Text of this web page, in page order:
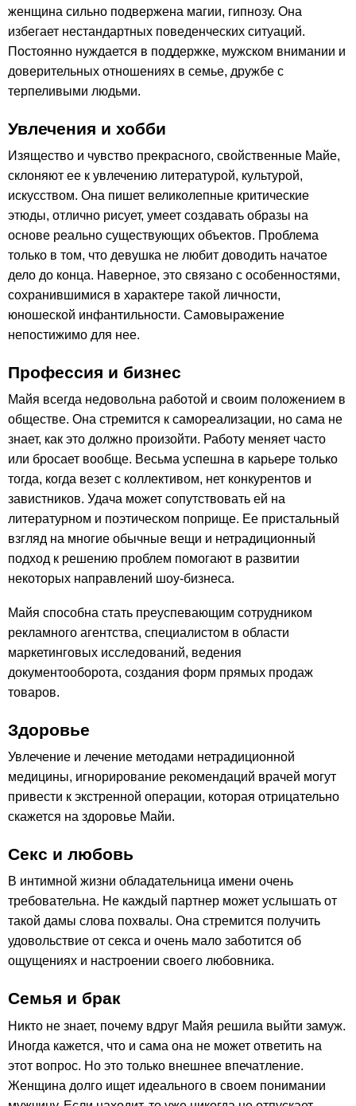
женщина сильно подвержена магии, гипнозу. Она
избегает нестандартных поведенческих ситуаций.
Постоянно нуждается в поддержке, мужском внимании и
доверительных отношениях в семье, дружбе с
терпеливыми людьми.
Увлечения и хобби
Изящество и чувство прекрасного, свойственные Майе,
склоняют ее к увлечению литературой, культурой,
искусством. Она пишет великолепные критические
этюды, отлично рисует, умеет создавать образы на
основе реально существующих объектов. Проблема
только в том, что девушка не любит доводить начатое
дело до конца. Наверное, это связано с особенностями,
сохранившимися в характере такой личности,
юношеской инфантильности. Самовыражение
непостижимо для нее.
Профессия и бизнес
Майя всегда недовольна работой и своим положением в
обществе. Она стремится к самореализации, но сама не
знает, как это должно произойти. Работу меняет часто
или бросает вообще. Весьма успешна в карьере только
тогда, когда везет с коллективом, нет конкурентов и
завистников. Удача может сопутствовать ей на
литературном и поэтическом поприще. Ее пристальный
взгляд на многие обычные вещи и нетрадиционный
подход к решению проблем помогают в развитии
некоторых направлений шоу-бизнеса.
Майя способна стать преуспевающим сотрудником
рекламного агентства, специалистом в области
маркетинговых исследований, ведения
документооборота, создания форм прямых продаж
товаров.
Здоровье
Увлечение и лечение методами нетрадиционной
медицины, игнорирование рекомендаций врачей могут
привести к экстренной операции, которая отрицательно
скажется на здоровье Майи.
Секс и любовь
В интимной жизни обладательница имени очень
требовательна. Не каждый партнер может услышать от
такой дамы слова похвалы. Она стремится получить
удовольствие от секса и очень мало заботится об
ощущениях и настроении своего любовника.
Семья и брак
Никто не знает, почему вдруг Майя решила выйти замуж.
Иногда кажется, что и сама она не может ответить на
этот вопрос. Но это только внешнее впечатление.
Женщина долго ищет идеального в своем понимании